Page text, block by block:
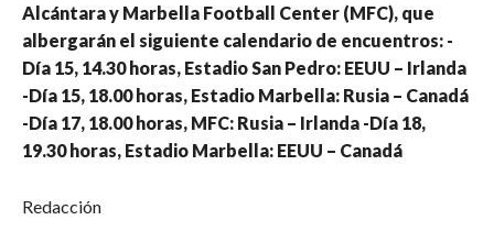
Alcántara y Marbella Football Center (MFC), que
albergarán el siguiente calendario de encuentros: -
Día 15, 14.30 horas, Estadio San Pedro: EEUU – Irlanda
-Día 15, 18.00 horas, Estadio Marbella: Rusia – Canadá
-Día 17, 18.00 horas, MFC: Rusia – Irlanda -Día 18,
19.30 horas, Estadio Marbella: EEUU – Canadá
Redacción